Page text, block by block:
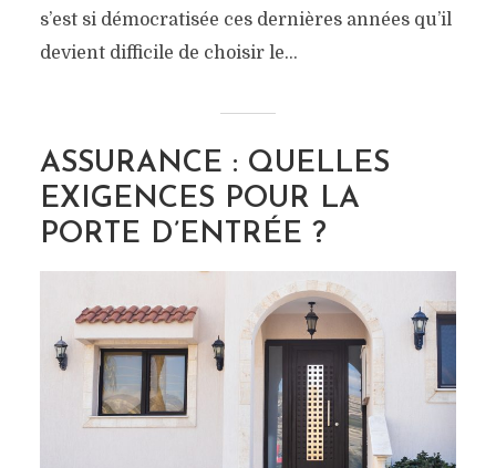
s’est si démocratisée ces dernières années qu’il
devient difficile de choisir le...
ASSURANCE : QUELLES
EXIGENCES POUR LA
PORTE D’ENTRÉE ?